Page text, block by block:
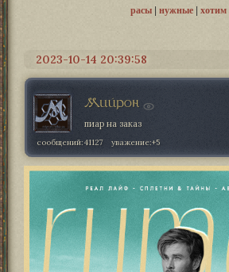
расы| нужные| хотим
2023-10-14 20:39:58
Мийрон
пиар на заказ
сообщений:41127 уважение:+5